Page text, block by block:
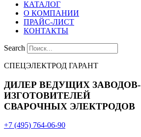
КАТАЛОГ
О КОМПАНИИ
ПРАЙС-ЛИСТ
КОНТАКТЫ
Search
СПЕЦЭЛЕКТРОД ГАРАНТ
ДИЛЕР ВЕДУЩИХ ЗАВОДОВ-
ИЗГОТОВИТЕЛЕЙ
СВАРОЧНЫХ ЭЛЕКТРОДОВ
+7 (495) 764-06-90